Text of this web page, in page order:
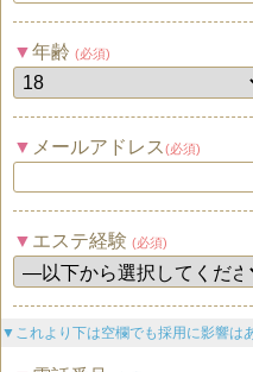
年齢 (必須)
メールアドレス (必須)
エステ経験 (必須)
▼これより下は空欄でも採用に影響は